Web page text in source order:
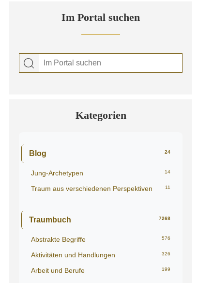
Im Portal suchen
Kategorien
Blog 24
Jung-Archetypen 14
Traum aus verschiedenen Perspektiven 11
Traumbuch 7268
Abstrakte Begriffe 576
Aktivitäten und Handlungen 326
Arbeit und Berufe 199